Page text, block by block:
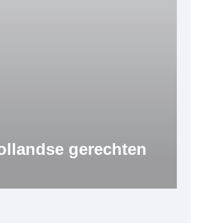
gerechten